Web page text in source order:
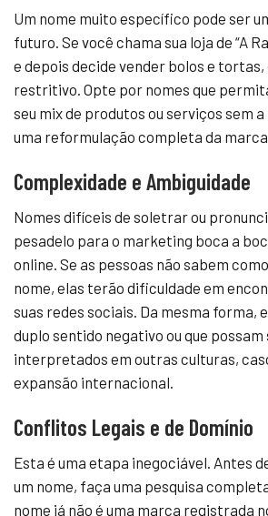
Um nome muito específico pode ser
futuro. Se você chama sua loja de “A
e depois decide vender bolos e tortas,
restritivo. Opte por nomes que
seu mix de produtos ou serviços sem
uma reformulação completa da marca.
Complexidade e Ambiguidade
Nomes difíceis de soletrar ou
pesadelo para o marketing boca a
online. Se as pessoas não sabem
nome, elas terão dificuldade em
suas redes sociais. Da mesma forma,
duplo sentido negativo ou que possam
interpretados em outras culturas,
expansão internacional.
Conflitos Legais e de Domínio
Esta é uma etapa inegociável. Antes
um nome, faça uma pesquisa
nome já não é uma marca registrada